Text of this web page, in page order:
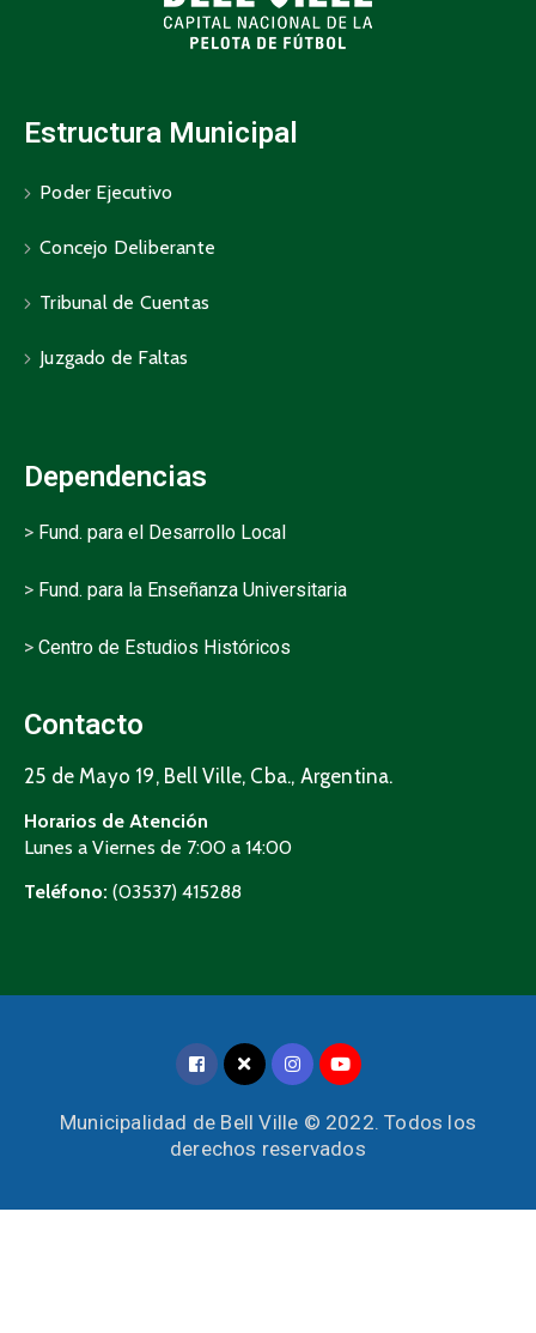
Estructura Municipal
Poder Ejecutivo
Concejo Deliberante
Tribunal de Cuentas
Juzgado de Faltas
Dependencias
> Fund. para el Desarrollo Local
> Fund. para la Enseñanza Universitaria
> Centro de Estudios Históricos
Contacto
25 de Mayo 19, Bell Ville, Cba., Argentina.
Horarios de Atención
Lunes a Viernes de 7:00 a 14:00
Teléfono: (03537) 415288
Municipalidad de Bell Ville © 2022. Todos los
derechos reservados